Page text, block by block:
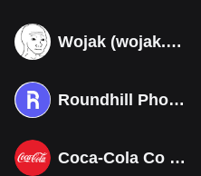
Wojak (wojak.art)
Roundhill Photonics & Optics ETF (Derivatives)
Coca-Cola Co (Derivatives)